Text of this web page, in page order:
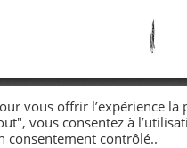
vous offrir l’expérience
vous consentez à
consentement contrôlé..